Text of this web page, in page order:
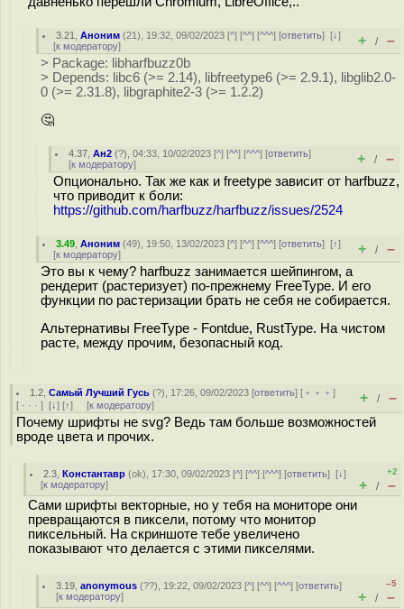
3.21 ,Аноним (21), 19:32, 09/02/2023 [^] [^^] [^^^] [ответить][↓]
[к модератору] + / –
> Package: libharfbuzz0b
> Depends: libc6 (>= 2.14), libfreetype6 (>= 2.9.1), libglib2.0-
0 (>= 2.31.8), libgraphite2-3 (>= 1.2.2)
🤔
4.37 ,Ан2 (?), 04:33, 10/02/2023 [^] [^^] [^^^] [ответить]
[к модератору] + / –
Опционально. Так же как и freetype зависит от harfbuzz,
что приводит к боли:
https://github.com/harfbuzz/harfbuzz/issues/2524
3.49 ,Аноним (49), 19:50, 13/02/2023 [^] [^^] [^^^] [ответить][↑]
[к модератору] + / –
Это вы к чему? harfbuzz занимается шейпингом, а
рендерит (растеризует) по-прежнему FreeType. И его
функции по растеризации брать не себя не собирается.
Альтернативы FreeType - Fontdue, RustType. На чистом
расте, между прочим, безопасный код.
1.2 ,Самый Лучший Гусь (?), 17:26, 09/02/2023 [ответить] [ ﹢﹢﹢]
[ · · · ] [↓] [↑] [к модератору] + / –
Почему шрифты не svg? Ведь там больше возможностей
вроде цвета и прочих.
2.3 ,Константавр (ok), 17:30, 09/02/2023 [^] [^^] [^^^] [ответить][↓]
[к модератору]
+2
+ / –
Сами шрифты векторные, но у тебя на мониторе они
превращаются в пиксели, потому что монитор
пиксельный. На скриншоте тебе увеличено
показывают что делается с этими пикселями.
3.19 ,anonymous (??), 19:22, 09/02/2023 [^] [^^] [^^^] [ответить]
[к модератору]
–5
+ / –